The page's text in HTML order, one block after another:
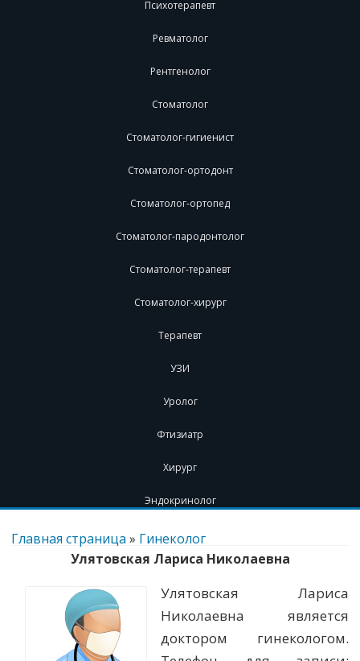
Психотерапевт
Ревматолог
Рентгенолог
Стоматолог
Стоматолог-гигиенист
Стоматолог-ортодонт
Стоматолог-ортопед
Стоматолог-пародонтолог
Стоматолог-терапевт
Стоматолог-хирург
Терапевт
УЗИ
Уролог
Фтизиатр
Хирург
Эндокринолог
Перейти
содержимому
Главная страница » Гинеколог
Улятовская Лариса Николаевна
Улятовская Лариса
Николаевна является
доктором гинекологом.